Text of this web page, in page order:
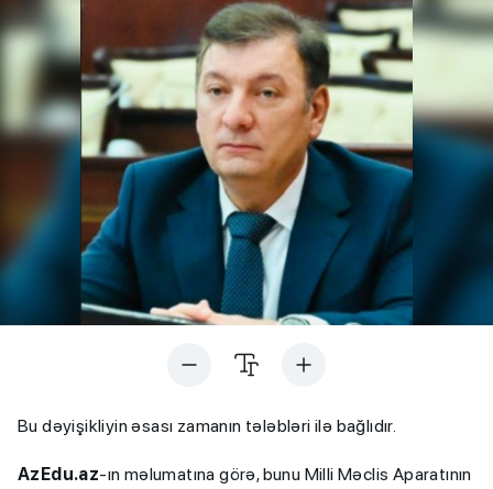
Bu dəyişikliyin əsası zamanın tələbləri ilə bağlıdır.
AzEdu.az-ın məlumatına görə, bunu Milli Məclis Aparatının